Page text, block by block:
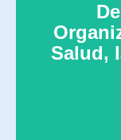
Salud,
hecho, o
persona o un
muchas
daños